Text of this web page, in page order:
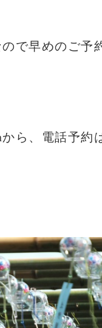
で早めのご予
ら、電話予約